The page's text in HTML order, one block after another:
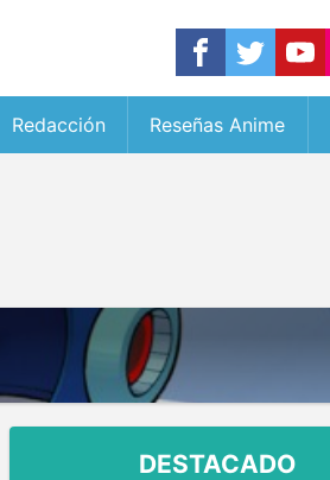
Redacción Reseñas Anime
DESTACADO